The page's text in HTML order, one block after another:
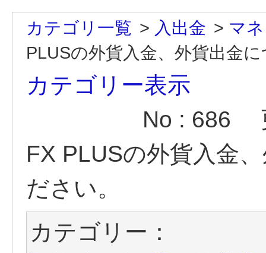
カテゴリ一覧 > 入出金 > マ
PLUSの外貨入金、外貨出金
カテゴリー表示
No : 686
FX PLUSの外貨入金
ださい。
カテゴリー：